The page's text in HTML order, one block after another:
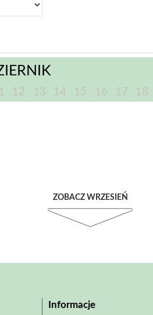
12 13 14 15 16 17 18
ZOBACZ WRZESIEŃ
Informacje